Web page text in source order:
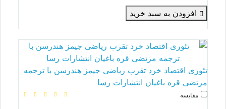
افزودن به سبد خرید
تئوری اقتصاد خرد تقرب ریاضی جیمز هندرسن با ترجمه
مرتضی قره باغیان انتشارات رسا
مقایسه